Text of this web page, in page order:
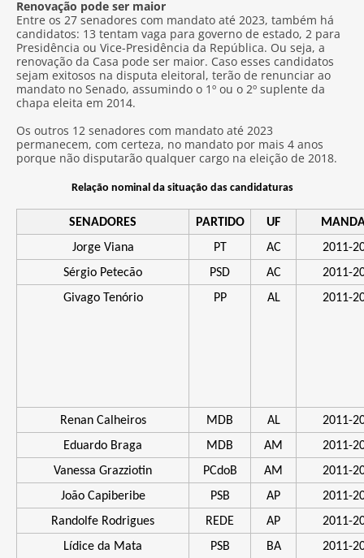
Renovação pode ser maior
Entre os 27 senadores com mandato até 2023, também há
candidatos: 13 tentam vaga para governo de estado, 2 para
Presidência ou Vice-Presidência da República. Ou seja, a
renovação da Casa pode ser maior. Caso esses candidatos
sejam exitosos na disputa eleitoral, terão de renunciar ao
mandato no Senado, assumindo o 1º ou o 2º suplente da
chapa eleita em 2014.
Os outros 12 senadores com mandato até 2023
permanecem, com certeza, no mandato por mais 4 anos
porque não disputarão qualquer cargo na eleição de 2018.
Relação nominal da situação das candidaturas
SENADORES PARTIDO UF
Jorge Viana
PT AC
2011-
Sérgio Petecão
PSD AC
2011-
Givago Tenório
PP AL 2011-
Renan Calheiros MDB AL
2011-
Eduardo Braga
MDB AM
2011-
Vanessa Grazziotin
PCdoB AM
2011-
João Capiberibe
PSB AP
2011-
Randolfe Rodrigues
REDE AP
2011-
Lídice da Mata
PSB BA 2011-